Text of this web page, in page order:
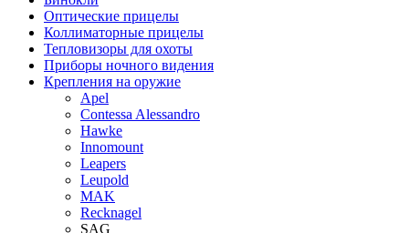
Оптические прицелы
Коллиматорные прицелы
Тепловизоры для охоты
Приборы ночного видения
Крепления на оружие
Apel
Contessa Alessandro
Hawke
Innomount
Leapers
Leupold
MAK
Recknagel
SAG